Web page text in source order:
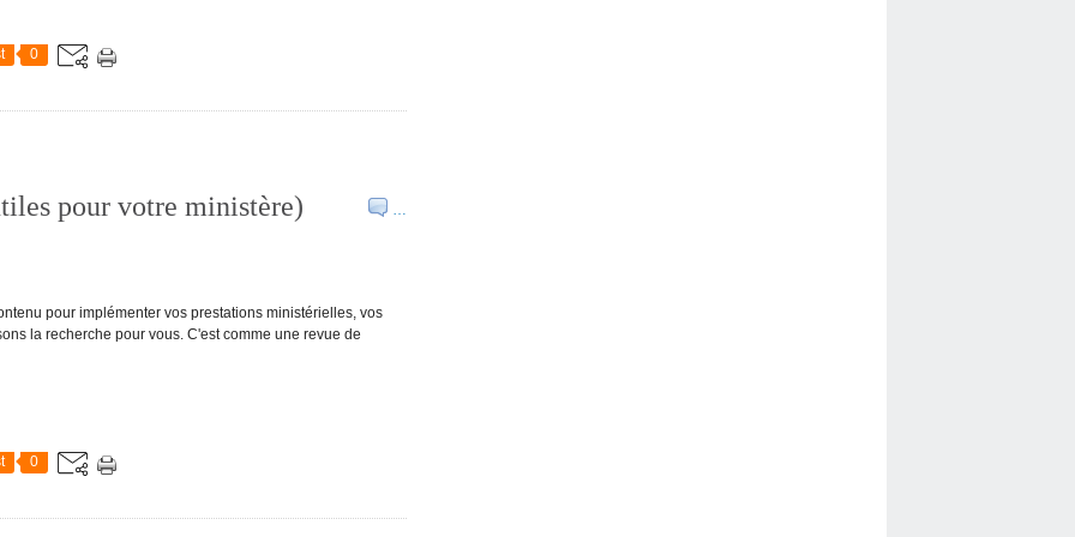
0
…
pour votre ministère)
pour implémenter vos prestations ministérielles, vos
la recherche pour vous. C'est comme une revue de
0